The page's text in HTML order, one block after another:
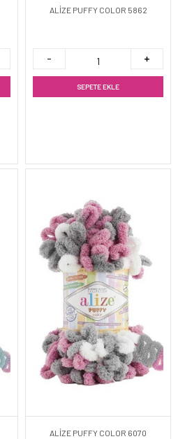
ALİZE PUFFY COLOR 5862
SEPETE EKLE
ALİZE PUFFY COLOR 6070